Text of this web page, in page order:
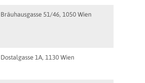
Bräuhausgasse 51/46, 1050 Wien
Dostalgasse 1A, 1130 Wien